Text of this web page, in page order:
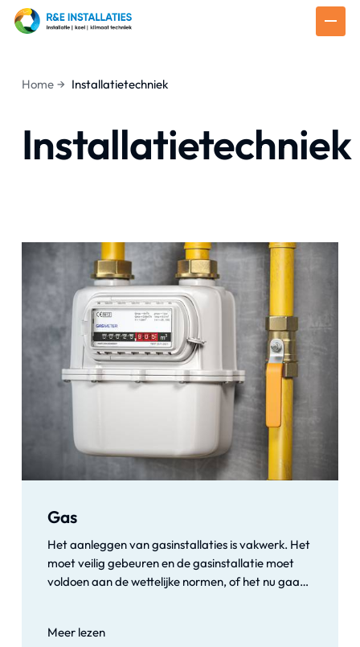
Home Installatietechniek
Installatietechniek
Gas
Het aanleggen van gasinstallaties is vakwerk. Het
moet veilig gebeuren en de gasinstallatie moet
voldoen aan de wettelijke normen, of het nu gaat
professionele gasmonteurs die veilig werken met
Meer lezen